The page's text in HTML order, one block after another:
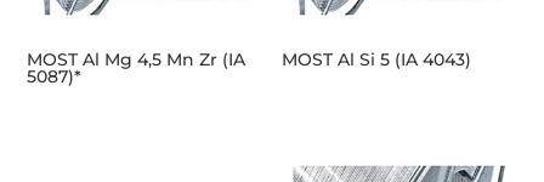
MOST Al Mg 4,5 Mn Zr (IA
5087)*
MOST Al Si 5 (IA 4043)